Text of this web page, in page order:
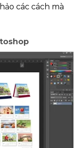
các cách mà